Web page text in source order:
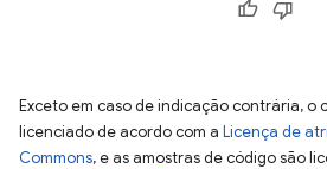
Exceto em caso de indicação contrária, o
licenciado de acordo com a Licença de
Commons, e as amostras de código são